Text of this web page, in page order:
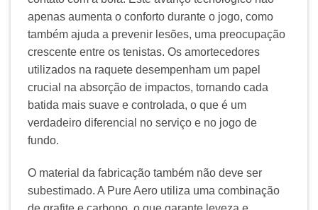
apenas aumenta o conforto durante o jogo, como
também ajuda a prevenir lesões, uma preocupação
crescente entre os tenistas. Os amortecedores
utilizados na raquete desempenham um papel
crucial na absorção de impactos, tornando cada
batida mais suave e controlada, o que é um
verdadeiro diferencial no serviço e no jogo de
fundo.
O material da fabricação também não deve ser
subestimado. A Pure Aero utiliza uma combinação